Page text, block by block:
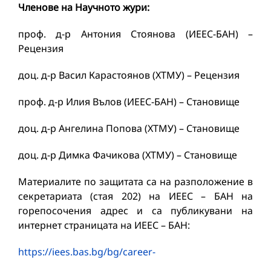
Членове на Научното жури:
проф. д-р Антония Стоянова (ИЕЕС-БАН) –
Рецензия
доц. д-р Васил Карастоянов (ХТМУ) – Рецензия
проф. д-р Илия Вълов (ИЕЕС-БАН) – Становище
доц. д-р Ангелина Попова (ХТМУ) – Становище
доц. д-р Димка Фачикова (ХТМУ) – Становище
Материалите по защитата са на разположение в
секретариата (стая 202) на ИЕЕС – БАН на
горепосочения адрес и са публикувани на
интернет страницата на ИЕЕС – БАН:
https://iees.bas.bg/bg/career-